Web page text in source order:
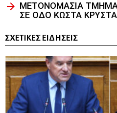
ΜΕΤΟΝΟΜΑΣΙΑ
ΣΕ ΟΔΟ ΚΩΣΤΑ
ΣΧΕΤΙΚΈΣ ΕΙΔΉΣΕΙΣ